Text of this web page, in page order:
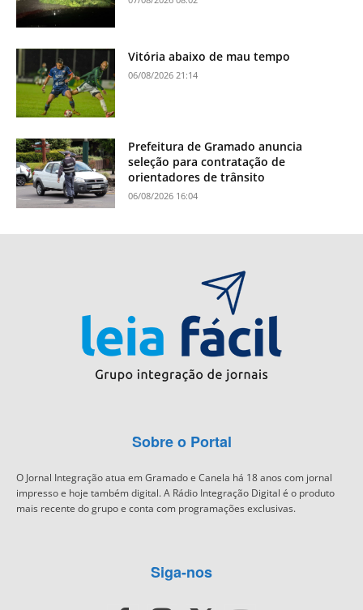
Vitória abaixo de mau tempo
06/08/2026 21:14
Prefeitura de Gramado anuncia
seleção para contratação de
orientadores de trânsito
06/08/2026 16:04
Sobre o Portal
O Jornal Integração atua em Gramado e Canela há 18 anos com jornal
impresso e hoje também digital. A Rádio Integração Digital é o produto
mais recente do grupo e conta com programações exclusivas.
Siga-nos